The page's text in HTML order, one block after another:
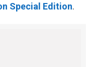
Special Edition.